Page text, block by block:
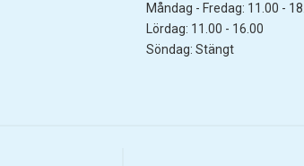
Måndag - Fredag: 11.00 -
Lördag: 11.00 - 16.00
Söndag: Stängt